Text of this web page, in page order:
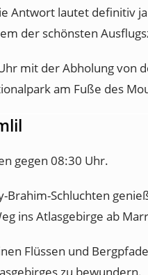
Antwort lautet
der schönsten
mit der Abholung
am Fuße des
gegen 08:30 Uhr.
Brahim-Schluchten
ins Atlasgebirge ab
Flüssen und